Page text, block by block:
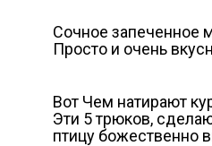
Сочное запеченное
Просто и очень
Вот Чем натирают
Эти 5 трюков,
птицу божественно